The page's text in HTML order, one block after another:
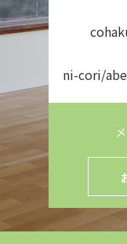
ni-cori/